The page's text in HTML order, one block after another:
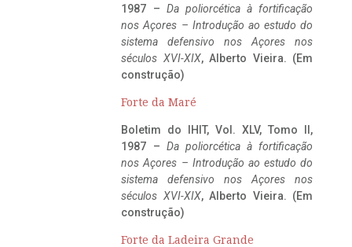
1987 – Da poliorcética à fortificação
nos Açores – Introdução ao estudo do
sistema defensivo nos Açores nos
séculos XVI-XIX, Alberto Vieira. (Em
construção)
Forte da Maré
Boletim do IHIT, Vol. XLV, Tomo II,
1987 – Da poliorcética à fortificação
nos Açores – Introdução ao estudo do
sistema defensivo nos Açores nos
séculos XVI-XIX, Alberto Vieira. (Em
construção)
Forte da Ladeira Grande